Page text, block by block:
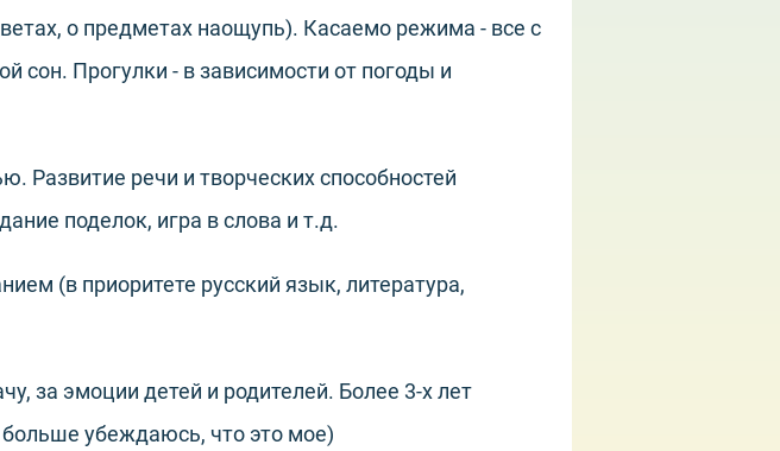
о предметах наощупь). Касаемо режима - все с
сон. Прогулки - в зависимости от погоды и
Развитие речи и творческих способностей
поделок, игра в слова и т.д.
(в приоритете русский язык, литература,
за эмоции детей и родителей. Более 3-х лет
убеждаюсь, что это мое)